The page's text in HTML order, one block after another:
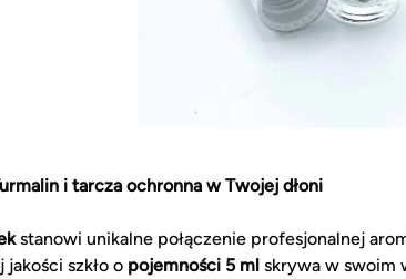
i tarcza ochronna w Twojej dłoni
stanowi unikalne połączenie profesjonalnej
szkło o pojemności 5 ml skrywa w swoim